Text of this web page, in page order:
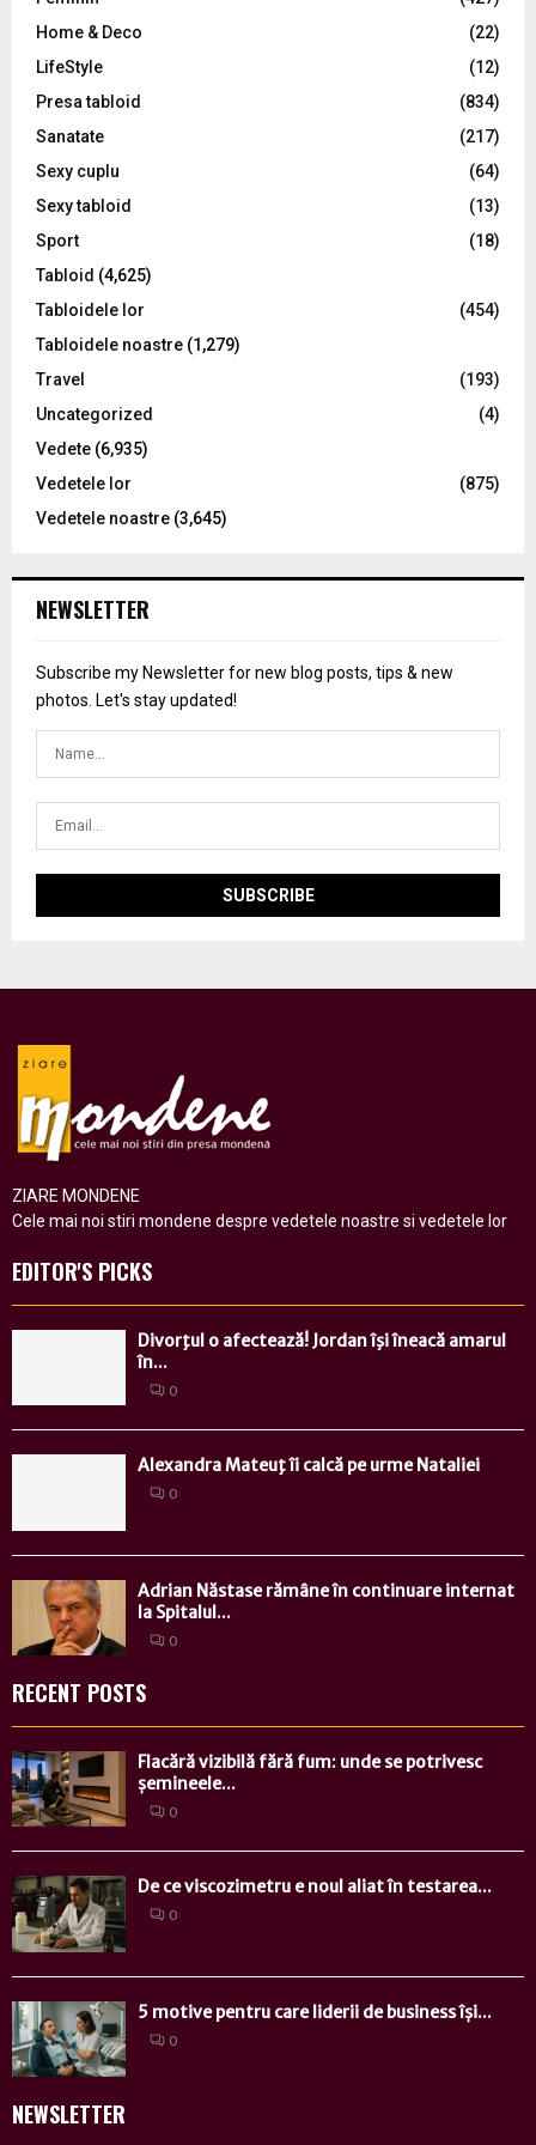
Home & Deco
(22)
LifeStyle
(12)
Presa tabloid
(834)
Sanatate
(217)
Sexy cuplu
(64)
Sexy tabloid
(13)
Sport
(18)
Tabloid (4,625)
Tabloidele lor
(454)
Tabloidele noastre (1,279)
Travel
(193)
Uncategorized
(4)
Vedete (6,935)
Vedetele lor
(875)
Vedetele noastre (3,645)
NEWSLETTER
Subscribe my Newsletter for new blog posts, tips & new
photos. Let's stay updated!
ZIARE MONDENE
Cele mai noi stiri mondene despre vedetele noastre si vedetele lor
EDITOR'S PICKS
Divorţul o afectează! Jordan îşi îneacă amarul
în...
0
Alexandra Mateuţ îi calcă pe urme Nataliei
0
Adrian Năstase rămâne în continuare internat
la Spitalul...
0
RECENT POSTS
Flacără vizibilă fără fum: unde se potrivesc
șemineele...
0
De ce viscozimetru e noul aliat în testarea...
0
5 motive pentru care liderii de business își...
0
NEWSLETTER